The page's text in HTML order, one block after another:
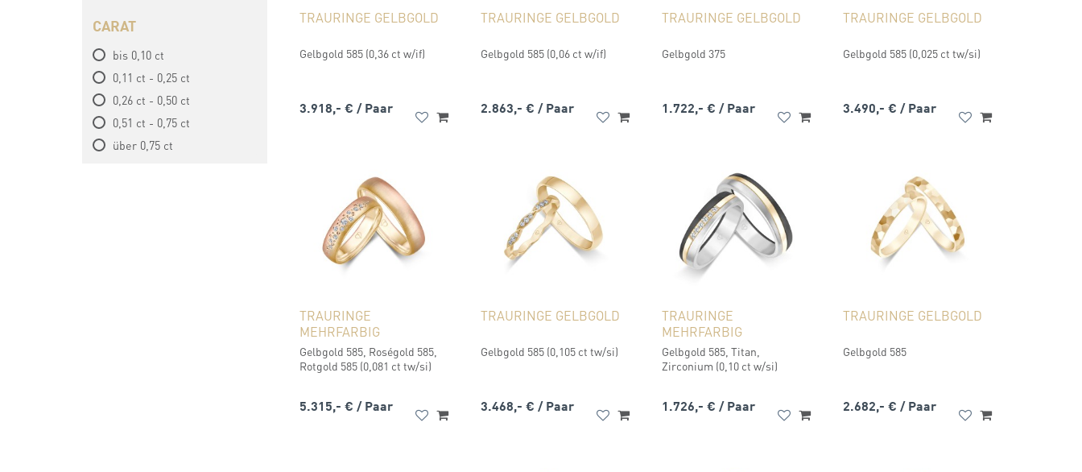
CARAT
bis 0,10 ct
0,11 ct - 0,25 ct
0,26 ct - 0,50 ct
0,51 ct - 0,75 ct
über 0,75 ct
TRAURINGE GELBGOLD
Gelbgold 585 (0,36 ct w/if)
3.918,- € / Paar
TRAURINGE GELBGOLD
Gelbgold 585 (0,06 ct w/if)
2.863,- € / Paar
TRAURINGE GELBGOLD
Gelbgold 375
1.722,- € / Paar
TRAURINGE GELBGOLD
Gelbgold 585 (0,025 ct tw/si)
3.490,- € / Paar
TRAURINGE
MEHRFARBIG
Gelbgold 585, Roségold 585,
Rotgold 585 (0,081 ct tw/si)
5.315,- € / Paar
TRAURINGE GELBGOLD
Gelbgold 585 (0,105 ct tw/si)
3.468,- € / Paar
TRAURINGE
MEHRFARBIG
Gelbgold 585, Titan,
Zirconium (0,10 ct w/si)
1.726,- € / Paar
TRAURINGE GELBGOLD
Gelbgold 585
2.682,- € / Paar